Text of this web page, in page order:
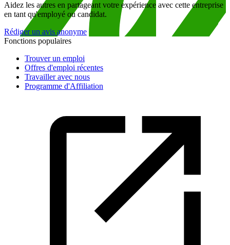
Aidez les autres en partageant votre expérience avec cette entreprise
en tant qu'employé ou candidat.
Rédiger un avis anonyme
Fonctions populaires
Trouver un emploi
Offres d'emploi récentes
Travailler avec nous
Programme d'Affiliation